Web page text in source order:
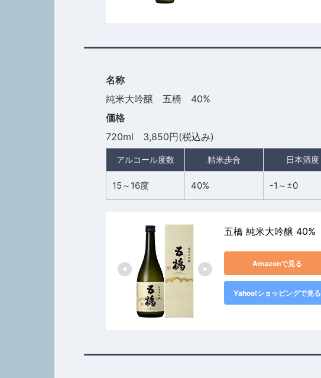
名称
純米大吟醸 五橋 40%
価格
720ml 3,850円(税込み)
アルコール度数 精米歩合 日本酒度
15～16度 40% -1～±0
五橋 純米大吟醸 40%
Amazonで見る
Yahoo!ショッピングで見る